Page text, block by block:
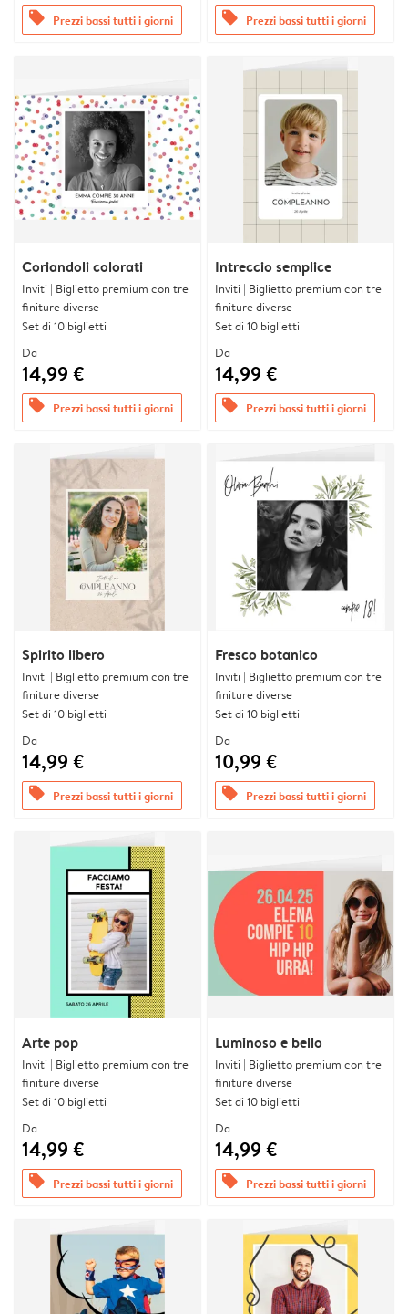
offers Prezzi bassi tutti i giorni offers Prezzi bassi tutti i giorni
Coriandoli colorati
Inviti | Biglietto premium con tre
finiture diverse
Set di 10 biglietti
Da
14,99 €
offers Prezzi bassi tutti i giorni
Intreccio semplice
Inviti | Biglietto premium con tre
finiture diverse
Set di 10 biglietti
Da
14,99 €
offers Prezzi bassi tutti i giorni
Spirito libero
Inviti | Biglietto premium con tre
finiture diverse
Set di 10 biglietti
Da
14,99 €
offers Prezzi bassi tutti i giorni
Fresco botanico
Inviti | Biglietto premium con tre
finiture diverse
Set di 10 biglietti
Da
10,99 €
offers Prezzi bassi tutti i giorni
Arte pop
Inviti | Biglietto premium con tre
finiture diverse
Set di 10 biglietti
Da
14,99 €
offers Prezzi bassi tutti i giorni
Luminoso e bello
Inviti | Biglietto premium con tre
finiture diverse
Set di 10 biglietti
Da
14,99 €
offers Prezzi bassi tutti i giorni